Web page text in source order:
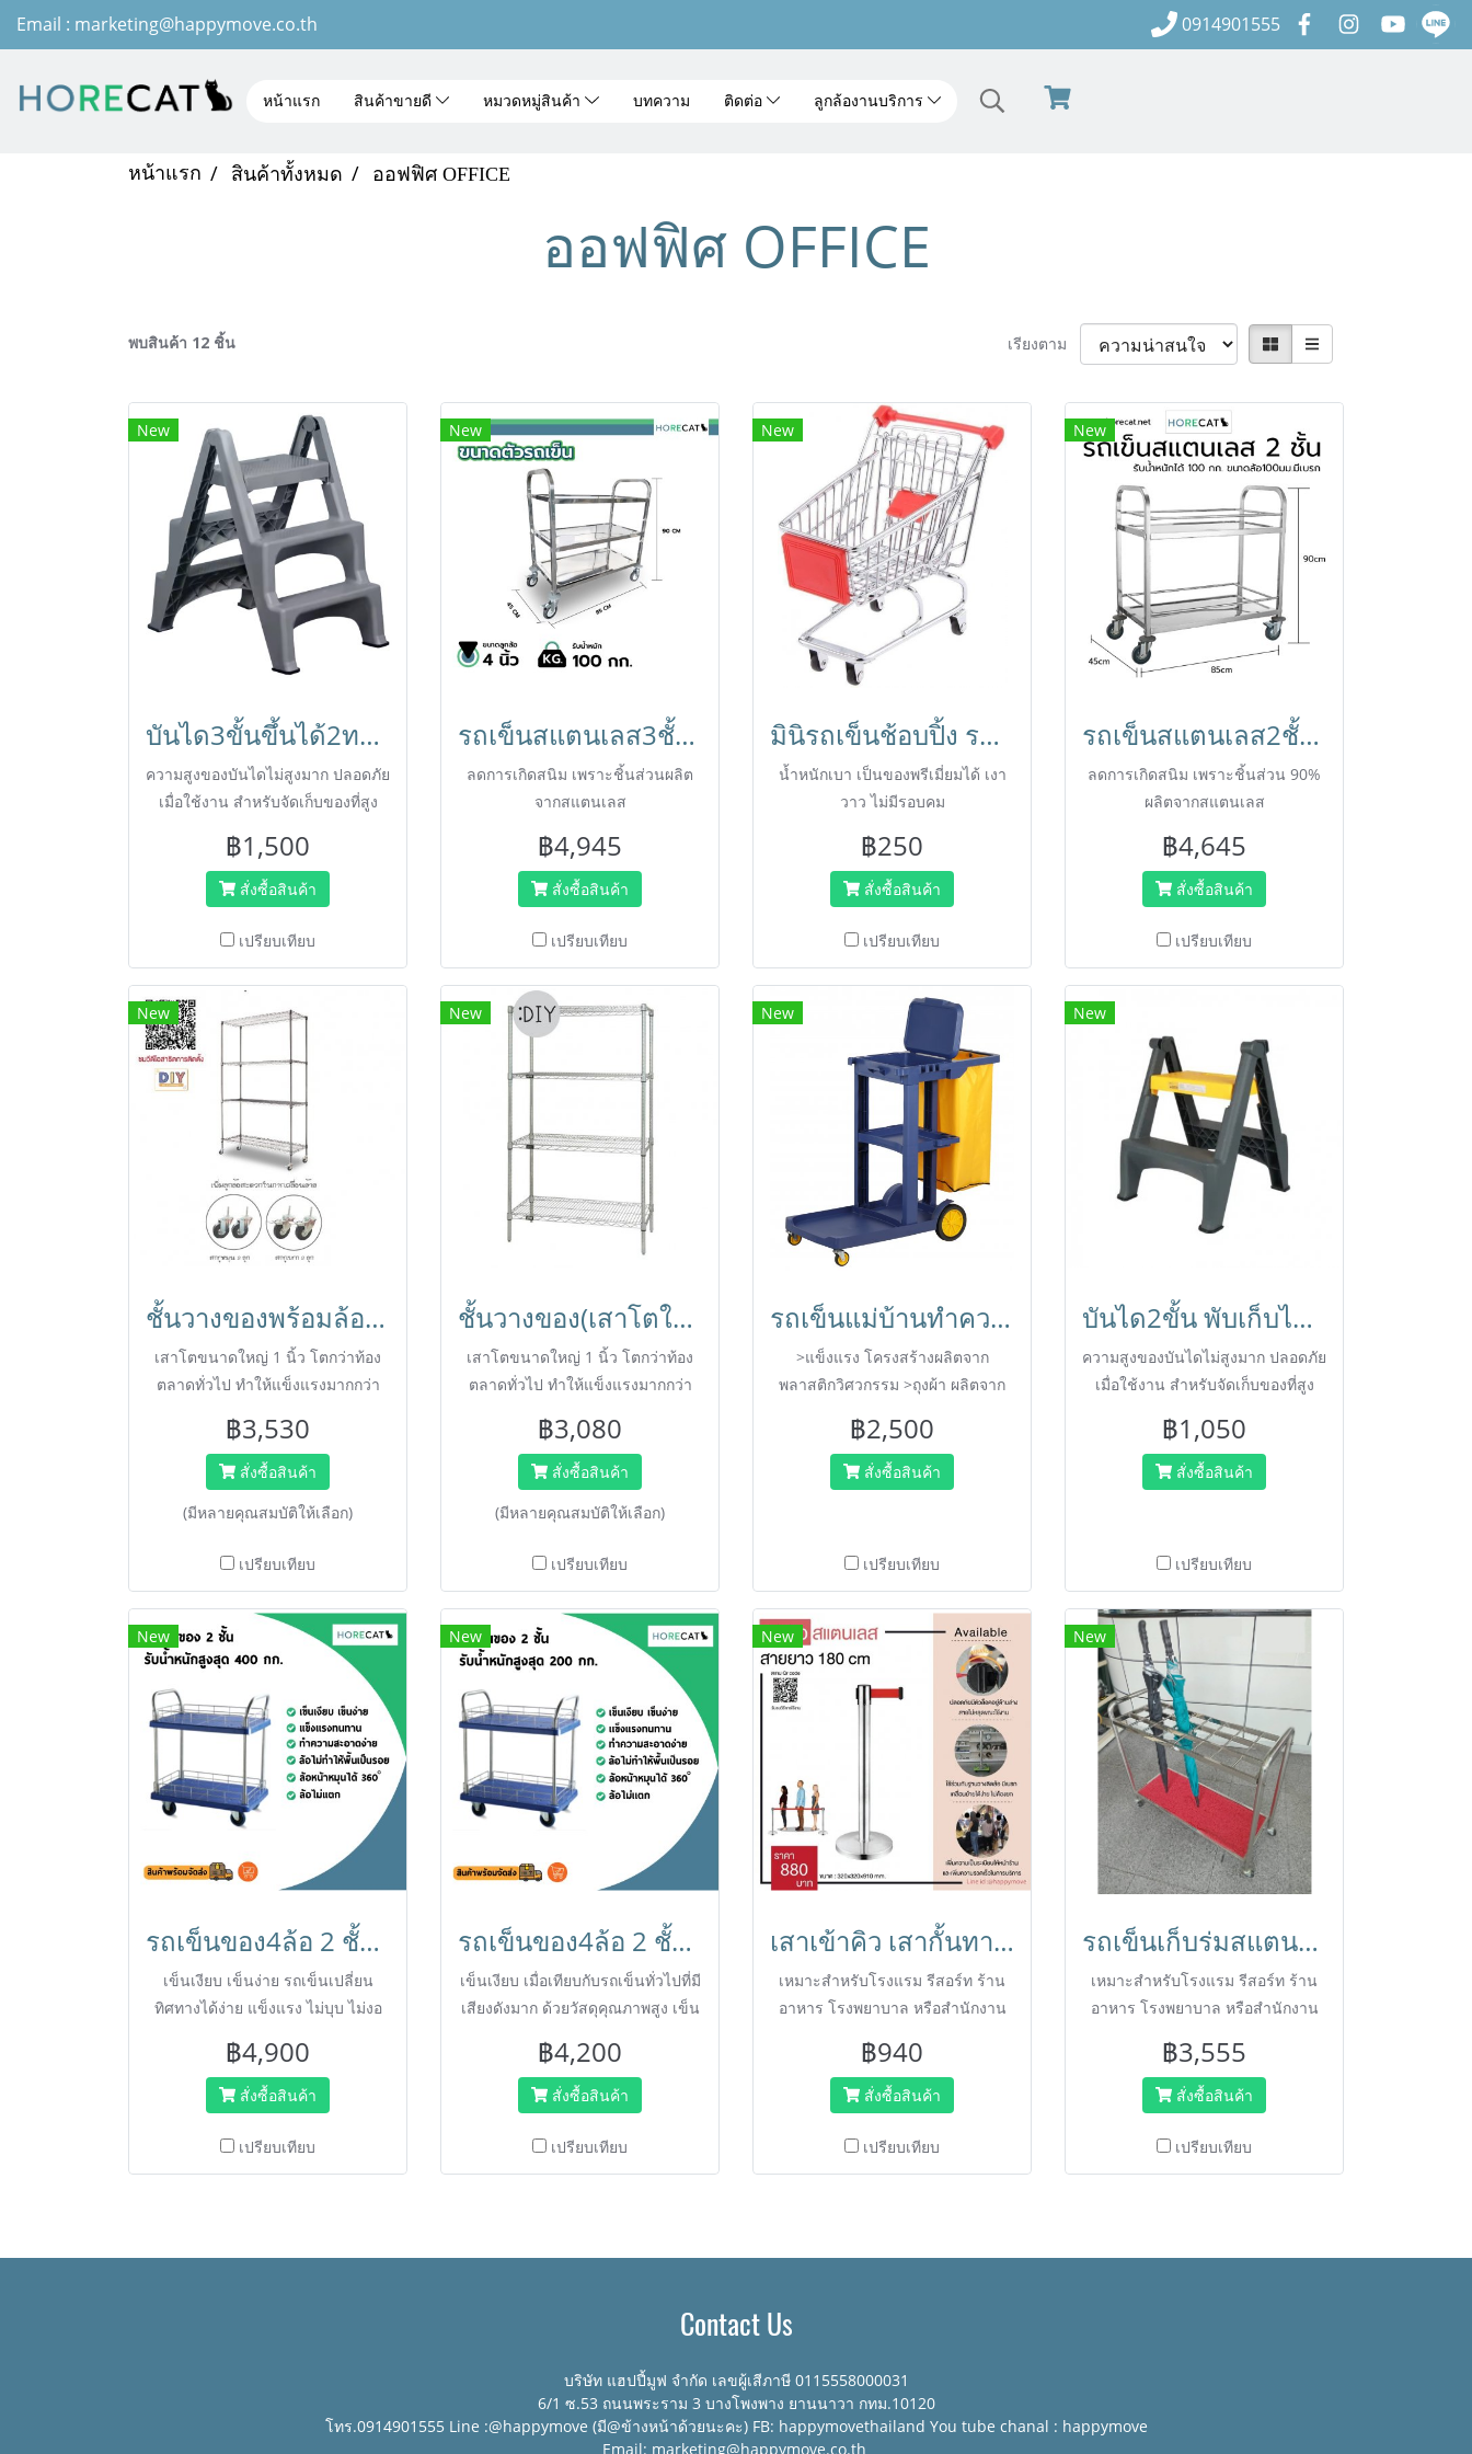
Email : marketing@happymove.co.th 0914901555
หน้าแรก สินค้าขายดี หมวดหมู่สินค้า บทความ ติดต่อ ลูกล้องานบริการ
หน้าแรก สินค้าทั้งหมด ออฟฟิศ OFFICE
ออฟฟิศ OFFICE
พบสินค้า 12 ชิ้น เรียงตาม
New
บันได3ขั้นขึ้นได้2ทาง มียางกันลื่น ปลอดภัย พับเก็บได้ สำหรับแม่บ้านทำความสะอาด HORECAT
ความสูงของบันไดไม่สูงมาก ปลอดภัย
เมื่อใช้งาน สำหรับจัดเก็บของที่สูง
฿1,500
สั่งซื้อสินค้า
เปรียบเทียบ
New
รถเข็นสแตนเลส3ชั้นขนาดใหญ่ 850x450x900 มม. BX-M143M HORECAT
ลดการเกิดสนิม เพราะชิ้นส่วนผลิต
จากสแตนเลส
฿4,945
สั่งซื้อสินค้า
เปรียบเทียบ
New
มินิรถเข็นช้อบปิ้ง รถเข็นรถเข็นตุ๊กตา รถเข็นของเล่น พร็อบถ่ายรูป รถเข็นจิ๋ว Mini shopping cart Happy Move พร้อมส่งจากไทย
น้ำหนักเบา เป็นของพรีเมี่ยมได้ เงา
วาว ไม่มีรอบคม
฿250
สั่งซื้อสินค้า
เปรียบเทียบ
New
รถเข็นสแตนเลส2ชั้นขนาดใหญ่ 850x450x900 มม.มีที่กั้นกันของหล่น BX-M145M HORECAT
ลดการเกิดสนิม เพราะชิ้นส่วน 90%
ผลิตจากสแตนเลส
฿4,645
สั่งซื้อสินค้า
เปรียบเทียบ
New
ชั้นวางของพร้อมล้อ (เสาโตใหญ่1นิ้ว) ชั้นอเนกประสงค์ชุบโครเมี่ยม ชั้นวาง4ชั้น ถอดประกอบได้ Shelf ตรา Happy Move
เสาโตขนาดใหญ่ 1 นิ้ว โตกว่าท้อง
ตลาดทั่วไป ทำให้แข็งแรงมากกว่า
ประกอบได้โดยไม่ต้องใช้เครื่องมือ
สำหรับใช้ในบ้าน ,ขาย
สินค้า,ธุรกิจ,คลังสินค้า
฿3,530
สั่งซื้อสินค้า
(มีหลายคุณสมบัติให้เลือก)
เปรียบเทียบ
New
ชั้นวางของ(เสาโตใหญ่1นิ้ว) ชั้นอเนกประสงค์ชุบโครเมี่ยม ชั้นวาง4ชั้น ถอดประกอบได้ Shelf ตรา Happy Move
เสาโตขนาดใหญ่ 1 นิ้ว โตกว่าท้อง
ตลาดทั่วไป ทำให้แข็งแรงมากกว่า
ประกอบได้โดยไม่ต้องใช้เครื่องมือ
สำหรับใช้ในบ้าน ,ขาย
สินค้า,ธุรกิจ,คลังสินค้า
฿3,080
สั่งซื้อสินค้า
(มีหลายคุณสมบัติให้เลือก)
เปรียบเทียบ
New
รถเข็นแม่บ้านทำความสะอาด รถเข็นทำความสะอาด รถเข็นโรงแรม รถเข็นแม่บ้าน Janitor Trolley HORECAT 56398
>แข็งแรง โครงสร้างผลิตจาก
พลาสติกวิศวกรรม >ถุงผ้า ผลิตจาก
฿2,500
สั่งซื้อสินค้า
เปรียบเทียบ
New
บันได2ขั้น พับเก็บได้ สำหรับแม่บ้านทำความสะอาด HORECAT 56060
ความสูงของบันไดไม่สูงมาก ปลอดภัย
เมื่อใช้งาน สำหรับจัดเก็บของที่สูง
฿1,050
สั่งซื้อสินค้า
เปรียบเทียบ
New
รถเข็นของ4ล้อ 2 ชั้น รับได้ 400 กก. โดนน้ำได้ ไม่เป็นสนิม เข็นเบาล้อไม่แตก ล้อไม่ทำพื้นเป็นรอย แบรนด์ HORECAT 56244
เข็นเงียบ เข็นง่าย รถเข็นเปลี่ยน
ทิศทางได้ง่าย แข็งแรง ไม่บุบ ไม่งอ
แบรนด์ HORECAT
฿4,900
สั่งซื้อสินค้า
เปรียบเทียบ
New
รถเข็นของ4ล้อ 2 ชั้นรับน้ำหนักได้ 200 กก. โดนน้ำได้ ไม่เป็นสนิม เข็นเบาล้อไม่แตก ล้อไม่ทำพื้นเป็นรอย 56336
เข็นเงียบ เมื่อเทียบกับรถเข็นทั่วไปที่มี
เสียงดังมาก ด้วยวัสดุคุณภาพสูง เข็น
แรง ด้วยพื้นพลาสติกวิศวกรรม
เทคโนโลยีทำให้พื้นไม่แอ่น ไม่บุบ ไม่
งอ ไม่เป็นสนิม รับน้ำหนักได้ แบรนด์
HORECAT
฿4,200
สั่งซื้อสินค้า
เปรียบเทียบ
New
เสาเข้าคิว เสากั้นทางเดิน สแตนเลสพร้อมสายดึง(สีแดง) HORECAT code 24694
เหมาะสำหรับโรงแรม รีสอร์ท ร้าน
อาหาร โรงพยาบาล หรือสำนักงาน
฿940
สั่งซื้อสินค้า
เปรียบเทียบ
New
รถเข็นเก็บร่มสแตนเลส 24 ช่อง HORECAT code 24731
เหมาะสำหรับโรงแรม รีสอร์ท ร้าน
อาหาร โรงพยาบาล หรือสำนักงาน
ปัญหาเรื่องสนิม สำหรับเก็บร่ม เพื่อ
ความเป็นระเบียบ มีแผ่นรองน้ำจาก
ร่ม รถเข็นติดล้อ เคลื่อนย้ายได้
สะดวก
฿3,555
สั่งซื้อสินค้า
เปรียบเทียบ
Contact Us
บริษัท แฮปปี้มูฟ จำกัด เลขผู้เสีภาษี 0115558000031
6/1 ซ.53 ถนนพระราม 3 บางโพงพาง ยานนาวา กทม.10120
โทร.0914901555 Line :@happymove (มี@ข้างหน้าด้วยนะคะ) FB: happymovethailand You tube chanal : happymove
Email: marketing@happymove.co.th